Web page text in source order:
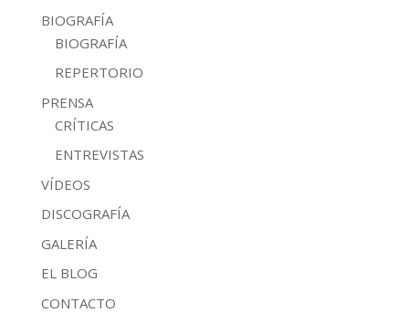
BIOGRAFÍA
BIOGRAFÍA
REPERTORIO
PRENSA
CRÍTICAS
ENTREVISTAS
VÍDEOS
DISCOGRAFÍA
GALERÍA
EL BLOG
CONTACTO